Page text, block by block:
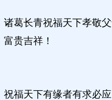
诸葛长青祝福天下孝敬
富贵吉祥！
祝福天下有缘者有求必